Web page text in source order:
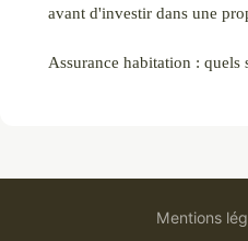
avant d'investir dans une
Assurance habitation : quels
Mentions